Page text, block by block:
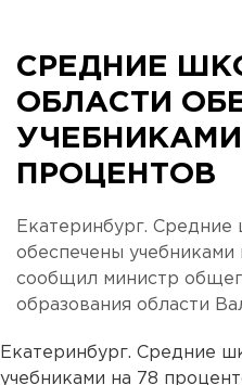
СРЕДНИЕ
ОБЛАСТИ
УЧЕБНИКАМИ
ПРОЦЕНТОВ
Екатеринбург. Средние
обеспечены учебниками
сообщил министр
образования области
Екатеринбург. Средние
учебниками на 78